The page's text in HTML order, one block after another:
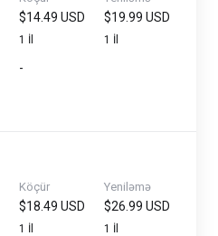
$14.49 USD
1 İl
$19.99 USD
1 İl
-
Köçür
$18.49 USD
1 İl
Yeniləmə
$26.99 USD
1 İl